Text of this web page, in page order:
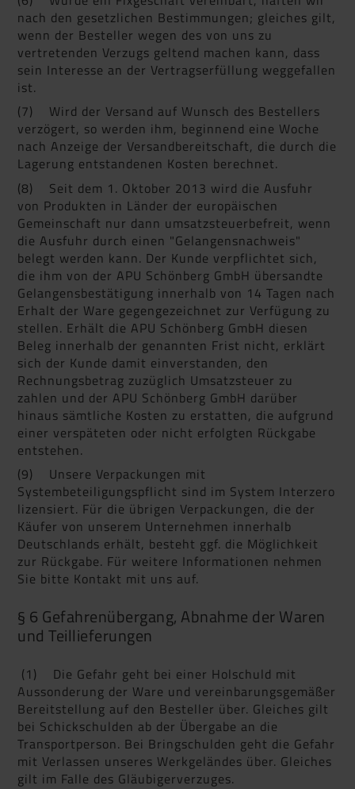
nach den gesetzlichen Bestimmungen; gleiches gilt,
wenn der Besteller wegen des von uns zu
vertretenden Verzugs geltend machen kann, dass
sein Interesse an der Vertragserfüllung weggefallen
ist.
(7) Wird der Versand auf Wunsch des Bestellers
verzögert, so werden ihm, beginnend eine Woche
nach Anzeige der Versandbereitschaft, die durch die
Lagerung entstandenen Kosten berechnet.
(8) Seit dem 1. Oktober 2013 wird die Ausfuhr
von Produkten in Länder der europäischen
Gemeinschaft nur dann umsatzsteuerbefreit, wenn
die Ausfuhr durch einen "Gelangensnachweis"
belegt werden kann. Der Kunde verpflichtet sich,
die ihm von der APU Schönberg GmbH übersandte
Gelangensbestätigung innerhalb von 14 Tagen nach
Erhalt der Ware gegengezeichnet zur Verfügung zu
stellen. Erhält die APU Schönberg GmbH diesen
Beleg innerhalb der genannten Frist nicht, erklärt
sich der Kunde damit einverstanden, den
Rechnungsbetrag zuzüglich Umsatzsteuer zu
zahlen und der APU Schönberg GmbH darüber
hinaus sämtliche Kosten zu erstatten, die aufgrund
einer verspäteten oder nicht erfolgten Rückgabe
entstehen.
(9) Unsere Verpackungen mit
Systembeteiligungspflicht sind im System Interzero
lizensiert. Für die übrigen Verpackungen, die der
Käufer von unserem Unternehmen innerhalb
Deutschlands erhält, besteht ggf. die Möglichkeit
zur Rückgabe. Für weitere Informationen nehmen
Sie bitte Kontakt mit uns auf.
§ 6 Gefahrenübergang, Abnahme der Waren
und Teillieferungen
(1) Die Gefahr geht bei einer Holschuld mit
Aussonderung der Ware und vereinbarungsgemäßer
Bereitstellung auf den Besteller über. Gleiches gilt
bei Schickschulden ab der Übergabe an die
Transportperson. Bei Bringschulden geht die Gefahr
mit Verlassen unseres Werkgeländes über. Gleiches
gilt im Falle des Gläubigerverzuges.